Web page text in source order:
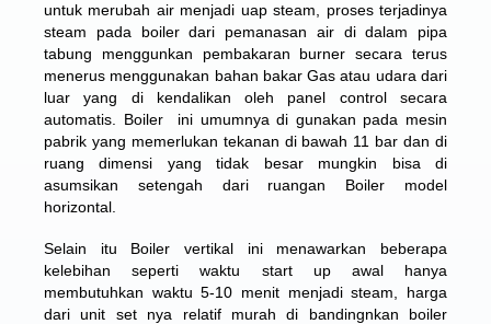
untuk merubah air menjadi uap steam, proses terjadinya
steam pada boiler dari pemanasan air di dalam pipa
tabung menggunkan pembakaran burner secara terus
menerus menggunakan bahan bakar Gas atau udara dari
luar yang di kendalikan oleh panel control secara
automatis. Boiler ini umumnya di gunakan pada mesin
pabrik yang memerlukan tekanan di bawah 11 bar dan di
ruang dimensi yang tidak besar mungkin bisa di
asumsikan setengah dari ruangan Boiler model
horizontal.
Selain itu Boiler vertikal ini menawarkan beberapa
kelebihan seperti waktu start up awal hanya
membutuhkan waktu 5-10 menit menjadi steam, harga
dari unit set nya relatif murah di bandingnkan boiler